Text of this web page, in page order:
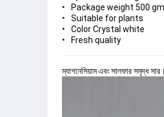
Package weight 500 gm
Suitable for plants
Color Crystal white
Fresh quality
ম্যাগনেসিয়াম এবং সালফার সমৃদ্ধ